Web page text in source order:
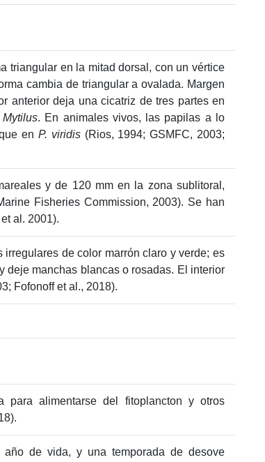
triangular en la mitad dorsal, con un vértice
cambia de triangular a ovalada. Margen
anterior deja una cicatriz de tres partes en
Mytilus. En animales vivos, las papilas a lo
en P. viridis(Rios, 1994; GSMFC, 2003;
y de 120 mm en la zona sublitoral,
Fisheries Commission, 2003). Se han
al. 2001).
de color marrón claro y verde; es
deje manchas blancas o rosadas. El interior
Fofonoff et al., 2018).
para alimentarse del fitoplancton y otros
de vida, y una temporada de desove